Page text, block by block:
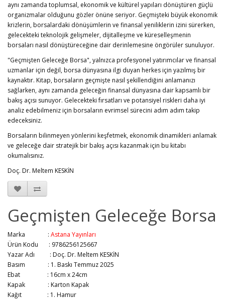
aynı zamanda toplumsal, ekonomik ve kültürel yapıları dönüştüren güçlü
organizmalar olduğunu gözler önüne seriyor. Geçmişteki büyük ekonomik
krizlerin, borsalardaki dönüşümlerin ve finansal yeniliklerin izini sürerken,
gelecekteki teknolojik gelişmeler, dijitalleşme ve küreselleşmenin
borsaları nasıl dönüştüreceğine dair derinlemesine öngörüler sunuluyor.
"Geçmişten Geleceğe Borsa", yalnızca profesyonel yatırımcılar ve finansal
uzmanlar için değil, borsa dünyasına ilgi duyan herkes için yazılmış bir
kaynaktır. Kitap, borsaların geçmişte nasıl şekillendiğini anlamanızı
sağlarken, aynı zamanda geleceğin finansal dünyasına dair kapsamlı bir
bakış açısı sunuyor. Gelecekteki fırsatları ve potansiyel riskleri daha iyi
analiz edebilmeniz için borsaların evrimsel sürecini adım adım takip
edeceksiniz.
Borsaların bilinmeyen yönlerini keşfetmek, ekonomik dinamikleri anlamak
ve geleceğe dair stratejik bir bakış açısı kazanmak için bu kitabı
okumalısınız.
Doç. Dr. Meltem KESKİN
Geçmişten Geleceğe Borsa
Marka : Astana Yayınları
Ürün Kodu : 9786256125667
Yazar Adı : Doç. Dr. Meltem KESKİN
Basım : 1. Baskı Temmuz 2025
Ebat : 16cm x 24cm
Kapak : Karton Kapak
Kağıt : 1. Hamur